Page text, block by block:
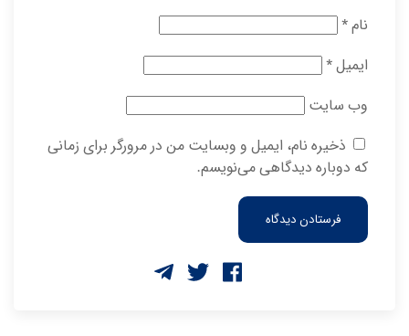
نام *
ایمیل *
وب‌ سایت
ذخیره نام، ایمیل و وبسایت من در مرورگر برای زمانی
که دوباره دیدگاهی می‌نویسم.